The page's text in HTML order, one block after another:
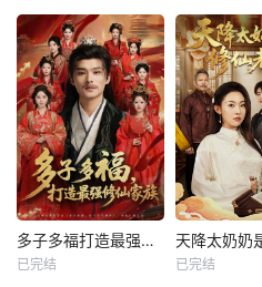
多子多福打造最强修仙家族
已完结 已完结